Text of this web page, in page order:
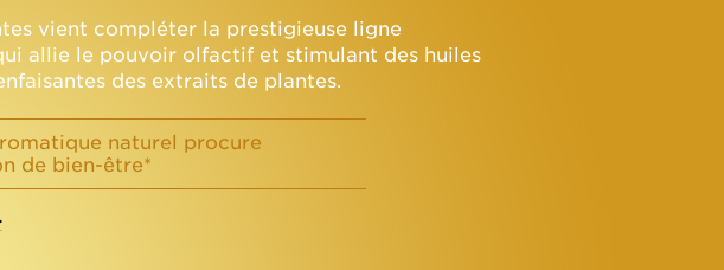
vient compléter la prestigieuse ligne
allie le pouvoir olfactif et stimulant des huiles
des extraits de plantes.
naturel procure
de bien-être*